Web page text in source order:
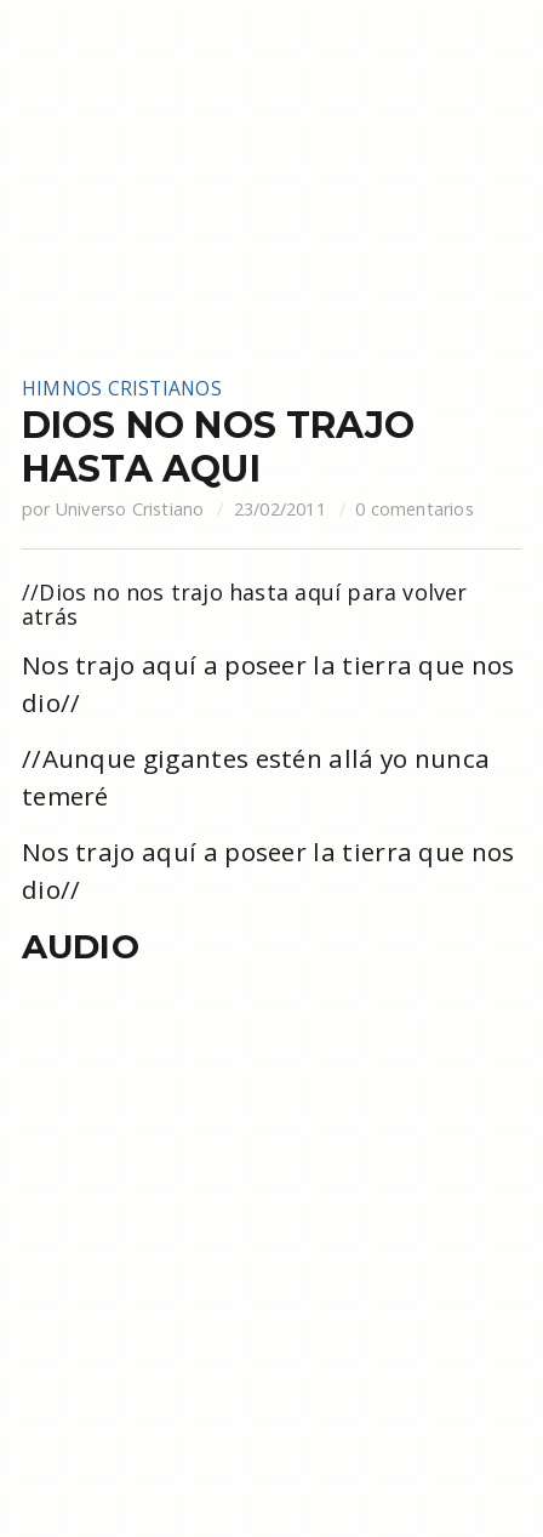
HIMNOS CRISTIANOS
DIOS NO NOS TRAJO
HASTA AQUI
por Universo Cristiano 23/02/2011 0 comentarios
//Dios no nos trajo hasta aquí para volver
atrás
Nos trajo aquí a poseer la tierra que nos
dio//
//Aunque gigantes estén allá yo nunca
temeré
Nos trajo aquí a poseer la tierra que nos
dio//
AUDIO